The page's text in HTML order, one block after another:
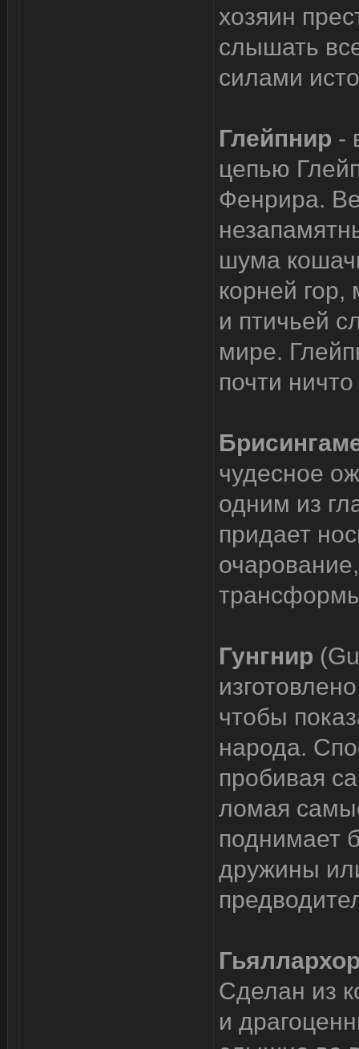
хозяин
слышать
силами
Глейпнир -
цепью
Фенрира.
шума
корней
и птичьей
мире.
почти
чудесное
одним из
придает
Гунгнир
чтобы
народа.
пробивая
ломая
поднимает
дружины
Сделан из
и